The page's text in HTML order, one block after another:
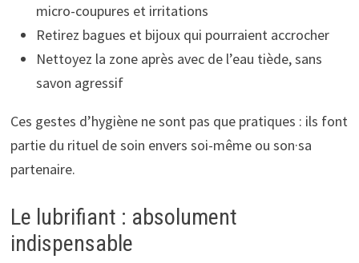
micro-coupures et irritations
Retirez bagues et bijoux qui pourraient accrocher
Nettoyez la zone après avec de l’eau tiède, sans
savon agressif
Ces gestes d’hygiène ne sont pas que pratiques : ils font
partie du rituel de soin envers soi-même ou son·sa
partenaire.
Le lubrifiant : absolument
indispensable